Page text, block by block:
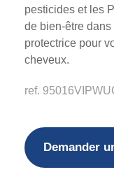
pesticides et les
de bien-être
protectrice pour
cheveux.
ref.
Demander